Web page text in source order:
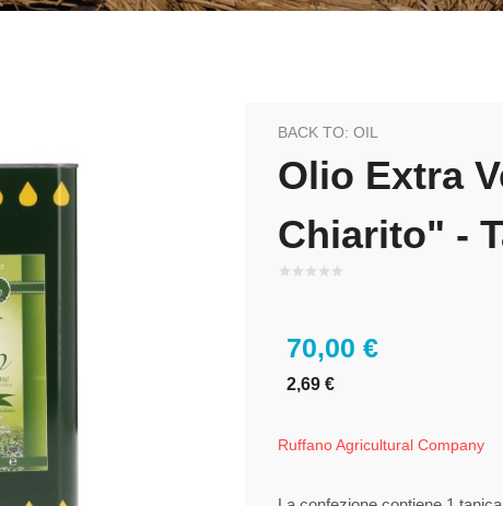
BACK TO: OIL
Olio Extra
Chiarito" -
70,00 €
2,69 €
Ruffano Agricultural Company